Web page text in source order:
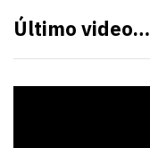
Último video…